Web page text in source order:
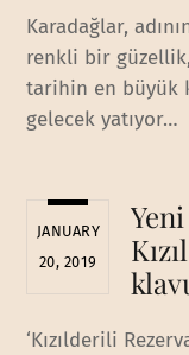
Karadağlar,
renkli bir
tarihin en büyük
gelecek yatıyor…
JANUARY
20, 2019
‘Kızılderili